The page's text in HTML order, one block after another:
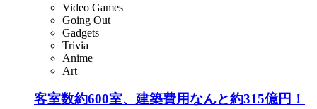
Video Games
Going Out
Gadgets
Trivia
Anime
Art
客室数約600室、建築費用なんと約315億円！